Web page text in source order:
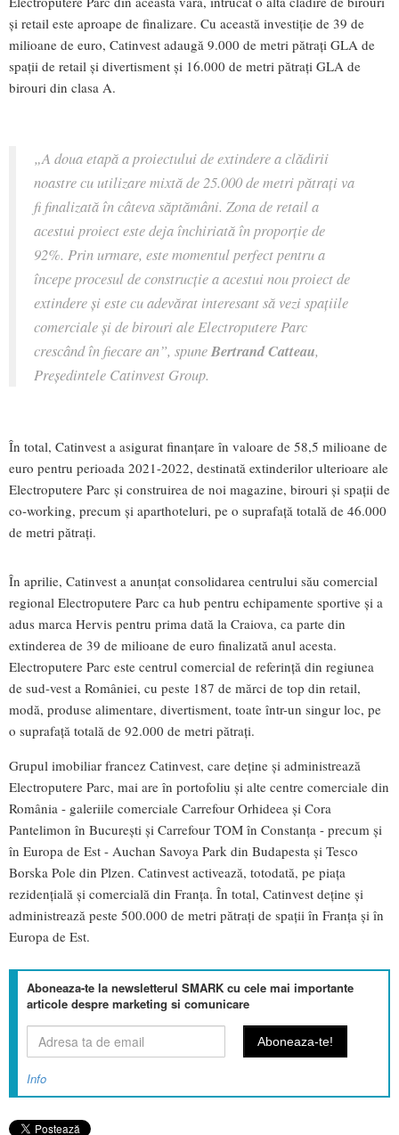
și retail este aproape de finalizare. Cu această investiție de 39 de
milioane de euro, Catinvest adaugă 9.000 de metri pătrați GLA de
spații de retail și divertisment și 16.000 de metri pătrați GLA de
birouri din clasa A.
„A doua etapă a proiectului de extindere a clădirii
noastre cu utilizare mixtă de 25.000 de metri pătrați va
fi finalizată în câteva săptămâni. Zona de retail a
acestui proiect este deja închiriată în proporție de
92%. Prin urmare, este momentul perfect pentru a
începe procesul de construcție a acestui nou proiect de
extindere și este cu adevărat interesant să vezi spațiile
comerciale și de birouri ale Electroputere Parc
crescând în fiecare an”, spuneBertrand Catteau,
Președintele Catinvest Group.
În total, Catinvest a asigurat finanțare în valoare de 58,5 milioane de
euro pentru perioada 2021-2022, destinată extinderilor ulterioare ale
Electroputere Parc și construirea de noi magazine, birouri și spații de
co-working, precum și aparthoteluri, pe o suprafață totală de 46.000
de metri pătrați.
În aprilie, Catinvest a anunțat consolidarea centrului său comercial
regional Electroputere Parc ca hub pentru echipamente sportive și a
adus marca Hervis pentru prima dată la Craiova, ca parte din
extinderea de 39 de milioane de euro finalizată anul acesta.
Electroputere Parc este centrul comercial de referință din regiunea
de sud-vest a României, cu peste 187 de mărci de top din retail,
modă, produse alimentare, divertisment, toate într-un singur loc, pe
o suprafață totală de 92.000 de metri pătrați.
Grupul imobiliar francez Catinvest, care deține și administrează
Electroputere Parc, mai are în portofoliu și alte centre comerciale din
România - galeriile comerciale Carrefour Orhideea și Cora
Pantelimon în București și Carrefour TOM în Constanța - precum și
în Europa de Est - Auchan Savoya Park din Budapesta și Tesco
Borska Pole din Plzen. Catinvest activează, totodată, pe piața
rezidențială și comercială din Franța. În total, Catinvest deține și
administrează peste 500.000 de metri pătrați de spații în Franța și în
Europa de Est.
Aboneaza-te la newsletterul SMARK cu cele mai importante
articole despre marketing si comunicare
Info